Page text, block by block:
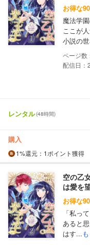
お得な
魔法学園
ここが
小説の
配信日：
レンタル(48時間)
購入
1%還元 ：1ポイント獲得
空の乙
は愛を
お得な
「私っ
あると
はす...